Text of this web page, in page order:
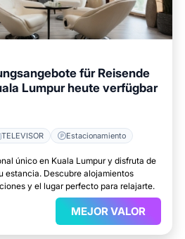
für Reisende
Lumpur heute verfügbar
TELEVISOR Estacionamiento
único en Kuala Lumpur y disfruta de
estancia. Descubre alojamientos
y el lugar perfecto para relajarte.
MEJOR VALOR